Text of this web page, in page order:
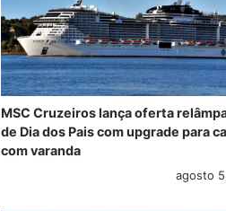
MSC Cruzeiros lança oferta
de Dia dos Pais com upgrade para
com varanda
agosto